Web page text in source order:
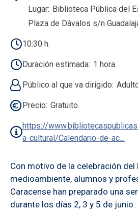
Lugar Biblioteca Pública del
Plaza de Dávalos s/n
10:30 h.
Duración estimada 1 hora.
Público al que va dirigido
Precio Gratuito.
https://
a-cultural/Calendario-de-ac…
Con motivo de la celebración del
medioambiente, alumnos y
Caracense han preparado una
durante los días 2, 3 y 5 de